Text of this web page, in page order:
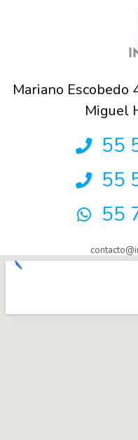
Mariano Escobedo
Miguel
55
55
55